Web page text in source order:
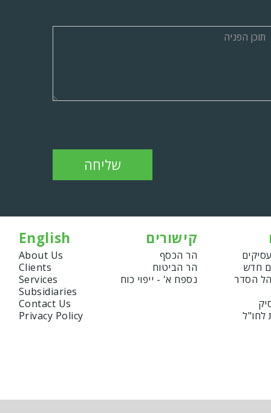
שליחה
חדש
הסדר
לחו"ל
קישורים
הר הכסף
הר הביטוח
נספח א' - ייפוי כוח
English
About Us
Clients
Services
Subsidiaries
Contact Us
Privacy Policy